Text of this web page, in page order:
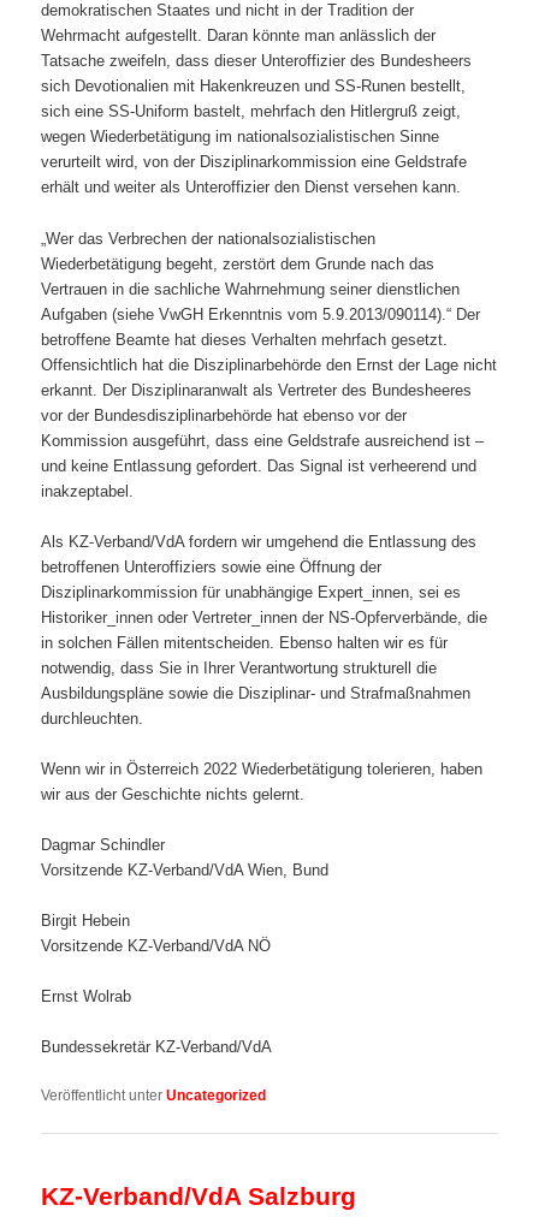
demokratischen Staates und nicht in der Tradition der
Wehrmacht aufgestellt. Daran könnte man anlässlich der
Tatsache zweifeln, dass dieser Unteroffizier des Bundesheers
sich Devotionalien mit Hakenkreuzen und SS-Runen bestellt,
sich eine SS-Uniform bastelt, mehrfach den Hitlergruß zeigt,
wegen Wiederbetätigung im nationalsozialistischen Sinne
verurteilt wird, von der Disziplinarkommission eine Geldstrafe
erhält und weiter als Unteroffizier den Dienst versehen kann.
„Wer das Verbrechen der nationalsozialistischen
Wiederbetätigung begeht, zerstört dem Grunde nach das
Vertrauen in die sachliche Wahrnehmung seiner dienstlichen
Aufgaben (siehe VwGH Erkenntnis vom 5.9.2013/090114).“ Der
betroffene Beamte hat dieses Verhalten mehrfach gesetzt.
Offensichtlich hat die Disziplinarbehörde den Ernst der Lage nicht
erkannt. Der Disziplinaranwalt als Vertreter des Bundesheeres
vor der Bundesdisziplinarbehörde hat ebenso vor der
Kommission ausgeführt, dass eine Geldstrafe ausreichend ist –
und keine Entlassung gefordert. Das Signal ist verheerend und
inakzeptabel.
Als KZ-Verband/VdA fordern wir umgehend die Entlassung des
betroffenen Unteroffiziers sowie eine Öffnung der
Disziplinarkommission für unabhängige Expert_innen, sei es
Historiker_innen oder Vertreter_innen der NS-Opferverbände, die
in solchen Fällen mitentscheiden. Ebenso halten wir es für
notwendig, dass Sie in Ihrer Verantwortung strukturell die
Ausbildungspläne sowie die Disziplinar- und Strafmaßnahmen
durchleuchten.
Wenn wir in Österreich 2022 Wiederbetätigung tolerieren, haben
wir aus der Geschichte nichts gelernt.
Dagmar Schindler
Vorsitzende KZ-Verband/VdA Wien, Bund
Birgit Hebein
Vorsitzende KZ-Verband/VdA NÖ
Ernst Wolrab
Bundessekretär KZ-Verband/VdA
Veröffentlicht unter Uncategorized
KZ-Verband/VdA Salzburg